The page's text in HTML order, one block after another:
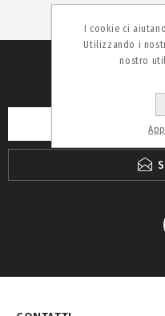
I cookie ci
Utilizzando i
nostro